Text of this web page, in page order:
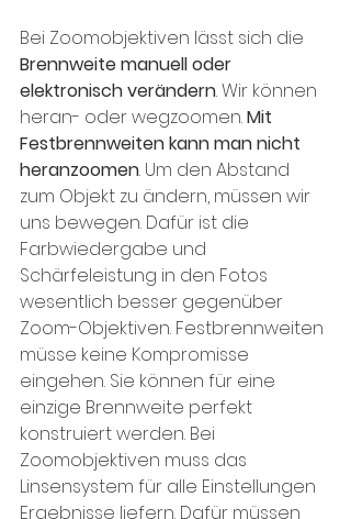
Bei Zoomobjektiven lässt sich die
Brennweite manuell oder
elektronisch verändern. Wir können
heran- oder wegzoomen. Mit
Festbrennweiten kann man nicht
heranzoomen. Um den Abstand
zum Objekt zu ändern, müssen wir
uns bewegen. Dafür ist die
Farbwiedergabe und
Schärfeleistung in den Fotos
wesentlich besser gegenüber
Zoom-Objektiven. Festbrennweiten
müsse keine Kompromisse
eingehen. Sie können für eine
einzige Brennweite perfekt
konstruiert werden. Bei
Zoomobjektiven muss das
Linsensystem für alle Einstellungen
Ergebnisse liefern. Dafür müssen